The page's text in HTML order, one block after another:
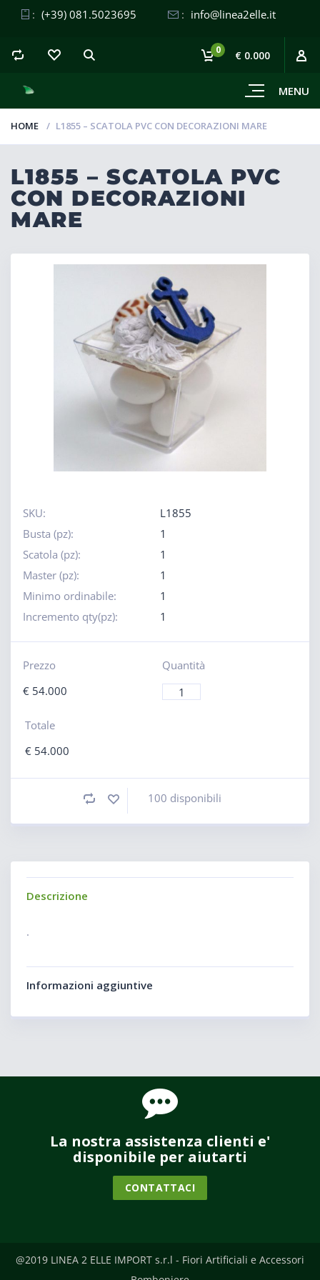
: (+39) 081.5023695 : info@linea2elle.it
MENU
0 € 0.000
HOME L1855 – SCATOLA PVC CON DECORAZIONI MARE
L1855 – SCATOLA PVC
CON DECORAZIONI
MARE
SKU:
L1855
Busta (pz):
1
Scatola (pz):
1
Master (pz):
1
Minimo ordinabile:
1
Incremento qty(pz):
1
Prezzo
€54.000
Quantità
Totale
€54.000
100 disponibili
Descrizione
.
Informazioni aggiuntive
La nostra assistenza clienti e'
disponibile per aiutarti
CONTATTACI
@2019 LINEA 2 ELLE IMPORT s.r.l - Fiori Artificiali e Accessori